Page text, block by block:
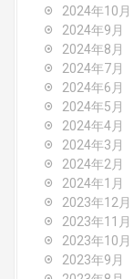
2024年10月
2024年9月
2024年8月
2024年7月
2024年6月
2024年5月
2024年4月
2024年3月
2024年2月
2024年1月
2023年12月
2023年11月
2023年10月
2023年9月